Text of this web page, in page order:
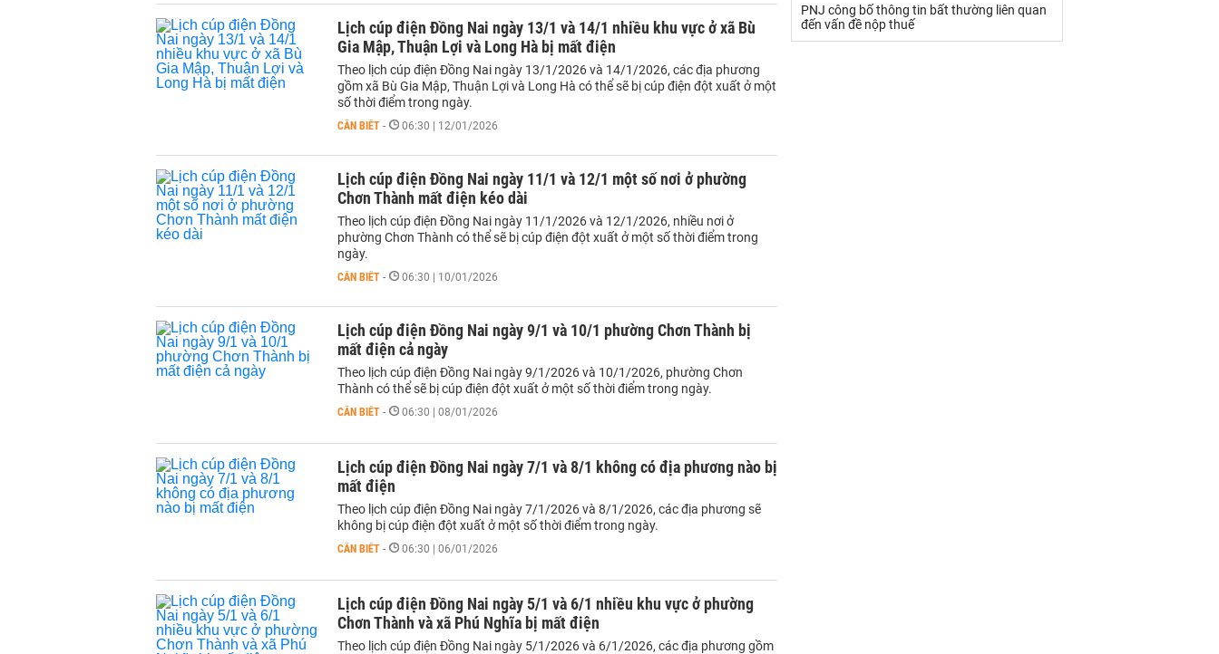
Lịch cúp điện Đồng Nai ngày 13/1 và 14/1 nhiều khu vực ở xã Bù
Gia Mập, Thuận Lợi và Long Hà bị mất điện
Theo lịch cúp điện Đồng Nai ngày 13/1/2026 và 14/1/2026, các địa phương
gồm xã Bù Gia Mập, Thuận Lợi và Long Hà có thể sẽ bị cúp điện đột xuất ở một
số thời điểm trong ngày.
CẦN BIẾT - 06:30 | 12/01/2026
Lịch cúp điện Đồng Nai ngày 11/1 và 12/1 một số nơi ở phường
Chơn Thành mất điện kéo dài
Theo lịch cúp điện Đồng Nai ngày 11/1/2026 và 12/1/2026, nhiều nơi ở
phường Chơn Thành có thể sẽ bị cúp điện đột xuất ở một số thời điểm trong
ngày.
CẦN BIẾT - 06:30 | 10/01/2026
Lịch cúp điện Đồng Nai ngày 9/1 và 10/1 phường Chơn Thành bị
mất điện cả ngày
Theo lịch cúp điện Đồng Nai ngày 9/1/2026 và 10/1/2026, phường Chơn
Thành có thể sẽ bị cúp điện đột xuất ở một số thời điểm trong ngày.
CẦN BIẾT - 06:30 | 08/01/2026
Lịch cúp điện Đồng Nai ngày 7/1 và 8/1 không có địa phương nào bị
mất điện
Theo lịch cúp điện Đồng Nai ngày 7/1/2026 và 8/1/2026, các địa phương sẽ
không bị cúp điện đột xuất ở một số thời điểm trong ngày.
CẦN BIẾT - 06:30 | 06/01/2026
Lịch cúp điện Đồng Nai ngày 5/1 và 6/1 nhiều khu vực ở phường
Chơn Thành và xã Phú Nghĩa bị mất điện
Theo lịch cúp điện Đồng Nai ngày 5/1/2026 và 6/1/2026, các địa phương gồm
Xi măng - Clynker
PNJ công bố thông tin bất thường liên quan
đến vấn đề nộp thuế